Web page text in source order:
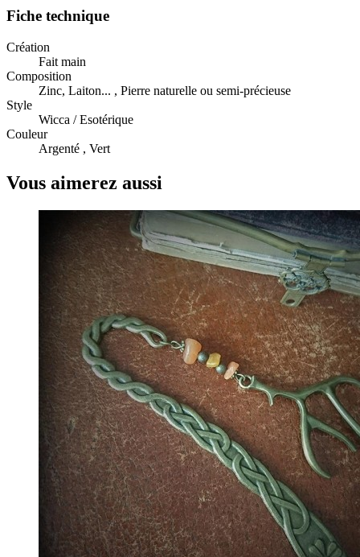
Fiche technique
Création
Fait main
Composition
Zinc, Laiton... , Pierre naturelle ou semi-précieuse
Style
Wicca / Esotérique
Couleur
Argenté , Vert
Vous aimerez aussi